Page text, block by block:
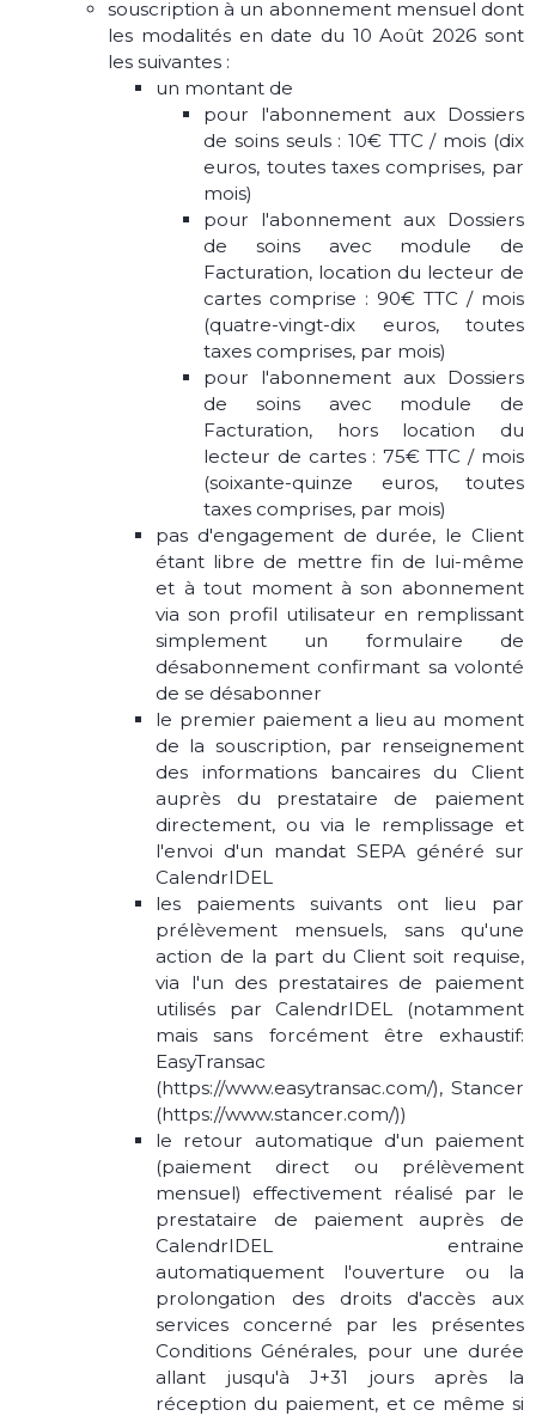
souscription à un abonnement mensuel dont
les modalités en date du 10 Août 2026 sont
les suivantes :
un montant de
pour l'abonnement aux Dossiers
de soins seuls : 10€ TTC / mois (dix
euros, toutes taxes comprises, par
mois)
pour l'abonnement aux Dossiers
de soins avec module de
Facturation, location du lecteur de
cartes comprise : 90€ TTC / mois
(quatre-vingt-dix euros, toutes
taxes comprises, par mois)
pour l'abonnement aux Dossiers
de soins avec module de
Facturation, hors location du
lecteur de cartes : 75€ TTC / mois
(soixante-quinze euros, toutes
taxes comprises, par mois)
pas d'engagement de durée, le Client
étant libre de mettre fin de lui-même
et à tout moment à son abonnement
via son profil utilisateur en remplissant
simplement un formulaire de
désabonnement confirmant sa volonté
de se désabonner
le premier paiement a lieu au moment
de la souscription, par renseignement
des informations bancaires du Client
auprès du prestataire de paiement
directement, ou via le remplissage et
l'envoi d'un mandat SEPA généré sur
CalendrIDEL
les paiements suivants ont lieu par
prélèvement mensuels, sans qu'une
action de la part du Client soit requise,
via l'un des prestataires de paiement
utilisés par CalendrIDEL (notamment
mais sans forcément être exhaustif:
EasyTransac
(https://www.easytransac.com/), Stancer
(https://www.stancer.com/))
le retour automatique d'un paiement
(paiement direct ou prélèvement
mensuel) effectivement réalisé par le
prestataire de paiement auprès de
CalendrIDEL entraine
automatiquement l'ouverture ou la
prolongation des droits d'accès aux
services concerné par les présentes
Conditions Générales, pour une durée
allant jusqu'à J+31 jours après la
réception du paiement, et ce même si